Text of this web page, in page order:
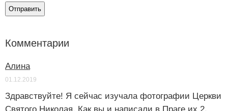
Комментарии
Алина
01.12.2019
Здравствуйте! Я сейчас изучала фотографии Церкви
Святого Николая. Как вы и написали в Праге их 2.